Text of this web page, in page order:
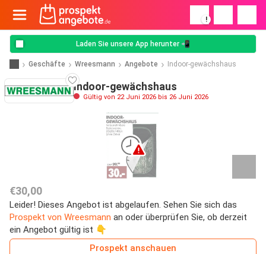
!
Laden Sie unsere App herunter 📲
Geschäfte Wreesmann Angebote Indoor-gewächshaus
Indoor-gewächshaus
Gültig von 22 Juni 2026 bis 26 Juni 2026
€30,00
Leider! Dieses Angebot ist abgelaufen. Sehen Sie sich das
Prospekt von Wreesmann an oder überprüfen Sie, ob derzeit
ein Angebot gültig ist 👇
Prospekt anschauen